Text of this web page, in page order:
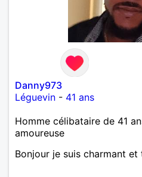
Danny973
Léguevin - 41 ans
Homme célibataire de 41
amoureuse
Bonjour je suis charmant et